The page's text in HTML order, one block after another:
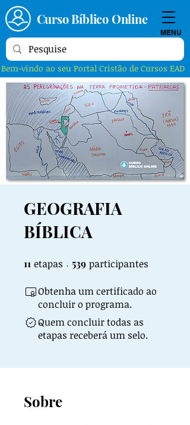
Curso Bíblico Online
MENU
Bem-vindo ao seu Portal Cristão de Cursos EAD
GEOGRAFIA
BÍBLICA
11 etapas 11 etapas
539 participantes
Obtenha um certificado ao
concluir o programa.
Quem concluir todas as
etapas receberá um selo.
Sobre